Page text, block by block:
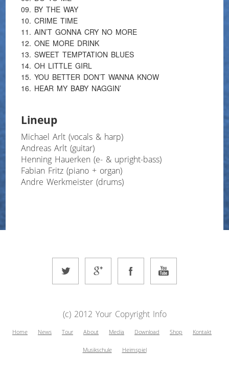
09. BY THE WAY
10. CRIME TIME
11. AIN’T GONNA CRY NO MORE
12. ONE MORE DRINK
13. SWEET TEMPTATION BLUES
14. OH LITTLE GIRL
15. YOU BETTER DON’T WANNA KNOW
16. HEAR MY BABY NAGGIN’
Lineup
Michael Arlt (vocals & harp)
Andreas Arlt (guitar)
Henning Hauerken (e- & upright-bass)
Fabian Fritz (piano + organ)
Andre Werkmeister (drums)
(c) 2012 Your Copyright Info
Home News Tour About Media Download Shop Kontakt
Musikschule Heimspiel